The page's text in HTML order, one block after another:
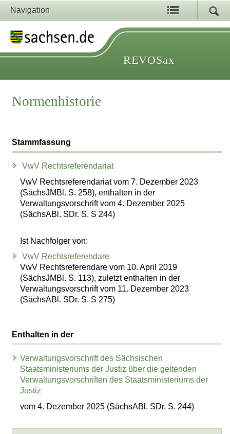
Navigation
REVOSax
Normenhistorie
Stammfassung
VwV Rechtsreferendariat
VwV Rechtsreferendariat vom 7. Dezember 2023
(SächsJMBl. S. 258), enthalten in der
Verwaltungsvorschrift vom 4. Dezember 2025
(SächsABl. SDr. S. S 244)
Ist Nachfolger von:
VwV Rechtsreferendare
VwV Rechtsreferendare vom 10. April 2019
(SächsJMBl. S. 113), zuletzt enthalten in der
Verwaltungsvorschrift vom 11. Dezember 2023
(SächsABl. SDr. S. S 275)
Enthalten in der
Verwaltungsvorschrift des Sächsischen
Staatsministeriums der Justiz über die geltenden
Verwaltungsvorschriften des Staatsministeriums der
Justiz
vom 4. Dezember 2025 (SächsABl. SDr. S. 244)